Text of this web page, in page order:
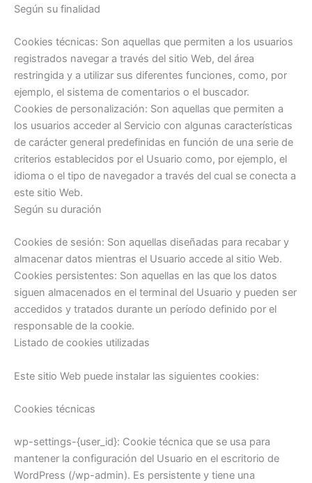
Según su finalidad
Cookies técnicas: Son aquellas que permiten a los usuarios
registrados navegar a través del sitio Web, del área
restringida y a utilizar sus diferentes funciones, como, por
ejemplo, el sistema de comentarios o el buscador.
Cookies de personalización: Son aquellas que permiten a
los usuarios acceder al Servicio con algunas características
de carácter general predefinidas en función de una serie de
criterios establecidos por el Usuario como, por ejemplo, el
idioma o el tipo de navegador a través del cual se conecta a
este sitio Web.
Según su duración
Cookies de sesión: Son aquellas diseñadas para recabar y
almacenar datos mientras el Usuario accede al sitio Web.
Cookies persistentes: Son aquellas en las que los datos
siguen almacenados en el terminal del Usuario y pueden ser
accedidos y tratados durante un período definido por el
responsable de la cookie.
Listado de cookies utilizadas
Este sitio Web puede instalar las siguientes cookies:
Cookies técnicas
wp-settings-{user_id}: Cookie técnica que se usa para
mantener la configuración del Usuario en el escritorio de
WordPress (/wp-admin). Es persistente y tiene una